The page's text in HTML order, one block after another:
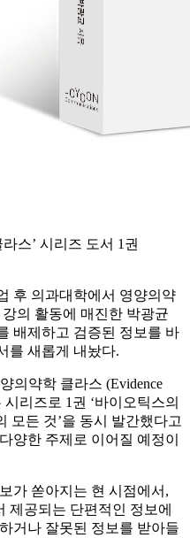
스’ 시리즈 도서 1권
후 의과대학에서 영양의약
의 활동에 매진한 박광균
배제하고 검증된 정보를 바
를 새롭게 내놨다.
의약학 클라스 (Evidence
시리즈로 1권 ‘바이오틱스의
모든 것’을 동시 발간했다고
양한 주제로 이어질 예정이
가 쏟아지는 현 시점에서,
제공되는 단편적인 정보에
거나 잘못된 정보를 받아들